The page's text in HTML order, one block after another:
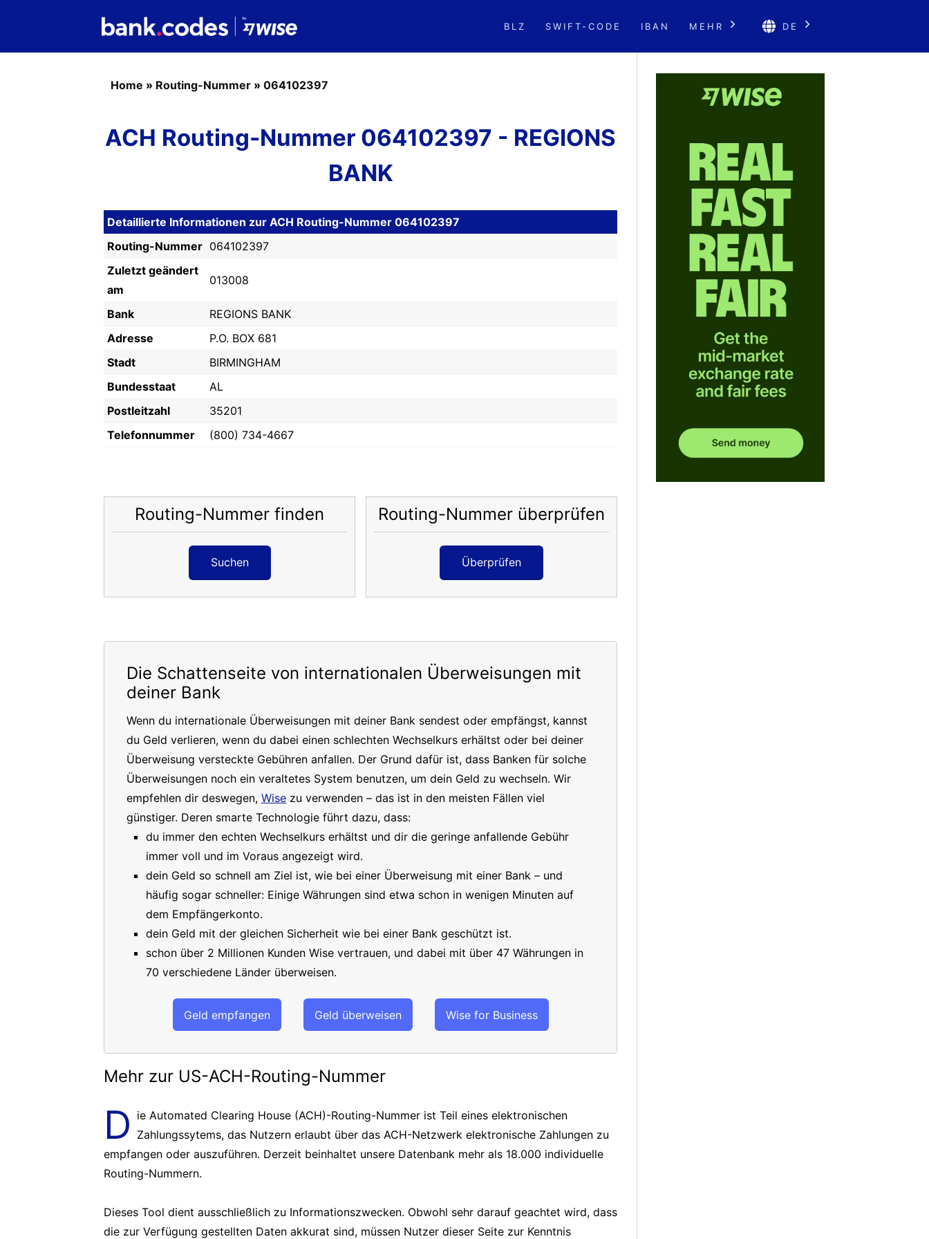
BLZ SWIFT-CODE IBAN MEHR DE
Home » Routing-Nummer » 064102397
ACH Routing-Nummer 064102397 - REGIONS
BANK
Detaillierte Informationen zur ACH Routing-Nummer 064102397
Routing-Nummer 064102397
Zuletzt geändert
am
013008
Bank
REGIONS BANK
Adresse
P.O. BOX 681
Stadt
BIRMINGHAM
Bundesstaat
AL
Postleitzahl
35201
Telefonnummer
(800) 734-4667
Routing-Nummer finden
Suchen
Routing-Nummer überprüfen
Überprüfen
Die Schattenseite von internationalen Überweisungen mit
deiner Bank
Wenn du internationale Überweisungen mit deiner Bank sendest oder empfängst, kannst
du Geld verlieren, wenn du dabei einen schlechten Wechselkurs erhältst oder bei deiner
Überweisung versteckte Gebühren anfallen. Der Grund dafür ist, dass Banken für solche
Überweisungen noch ein veraltetes System benutzen, um dein Geld zu wechseln. Wir
empfehlen dir deswegen, Wise zu verwenden – das ist in den meisten Fällen viel
günstiger. Deren smarte Technologie führt dazu, dass:
du immer den echten Wechselkurs erhältst und dir die geringe anfallende Gebühr
immer voll und im Voraus angezeigt wird.
dein Geld so schnell am Ziel ist, wie bei einer Überweisung mit einer Bank – und
häufig sogar schneller: Einige Währungen sind etwa schon in wenigen Minuten auf
dem Empfängerkonto.
dein Geld mit der gleichen Sicherheit wie bei einer Bank geschützt ist.
schon über 2 Millionen Kunden Wise vertrauen, und dabei mit über 47 Währungen in
70 verschiedene Länder überweisen.
Geld empfangen Geld überweisen Wise for Business
Mehr zur US-ACH-Routing-Nummer
D ie Automated Clearing House (ACH)-Routing-Nummer ist Teil eines elektronischen
Zahlungssytems, das Nutzern erlaubt über das ACH-Netzwerk elektronische Zahlungen zu
empfangen oder auszuführen. Derzeit beinhaltet unsere Datenbank mehr als 18.000 individuelle
Routing-Nummern.
Dieses Tool dient ausschließlich zu Informationszwecken. Obwohl sehr darauf geachtet wird, dass
die zur Verfügung gestellten Daten akkurat sind, müssen Nutzer dieser Seite zur Kenntnis